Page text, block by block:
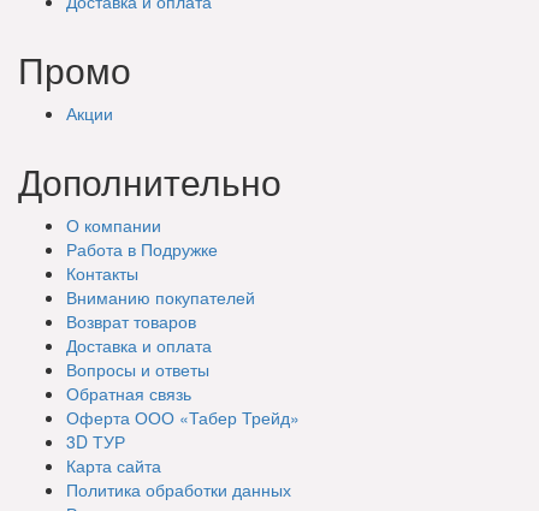
Промо
Акции
Дополнительно
О компании
Работа в Подружке
Контакты
Вниманию покупателей
Возврат товаров
Доставка и оплата
Вопросы и ответы
Обратная связь
Оферта ООО «Табер Трейд»
3D ТУР
Карта сайта
Политика обработки данных